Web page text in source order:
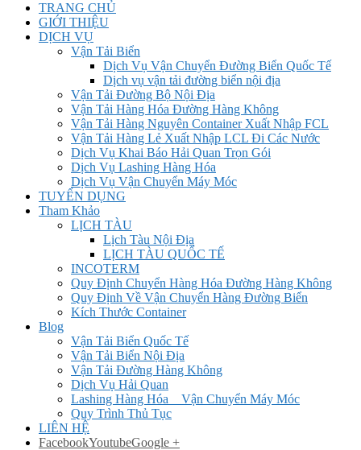
TRANG CHỦ
GIỚI THIỆU
DỊCH VỤ
Vận Tải Biển
Dịch Vụ Vận Chuyển Đường Biển Quốc Tế
Dịch vụ vận tải đường biển nội địa
Vận Tải Đường Bộ Nội Địa
Vận Tải Hàng Hóa Đường Hàng Không
Vận Tải Hàng Nguyên Container Xuất Nhập FCL
Vận Tải Hàng Lẻ Xuất Nhập LCL Đi Các Nước
Dịch Vụ Khai Báo Hải Quan Trọn Gói
Dịch Vụ Lashing Hàng Hóa
Dịch Vụ Vận Chuyển Máy Móc
TUYỂN DỤNG
Tham Khảo
LỊCH TÀU
Lịch Tàu Nội Địa
LỊCH TÀU QUỐC TẾ
INCOTERM
Quy Định Chuyển Hàng Hóa Đường Hàng Không
Quy Định Về Vận Chuyển Hàng Đường Biển
Kích Thước Container
Blog
Vận Tải Biển Quốc Tế
Vận Tải Biển Nội Địa
Vận Tải Đường Hàng Không
Dịch Vụ Hải Quan
Lashing Hàng Hóa _ Vận Chuyển Máy Móc
Quy Trình Thủ Tục
LIÊN HỆ
FacebookYoutubeGoogle +